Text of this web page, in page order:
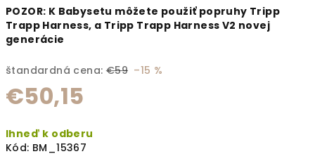
POZOR: K Babysetu môžete použiť popruhy Tripp
Trapp Harness, a Tripp Trapp Harness V2 novej
generácie
štandardná cena: €59 –15 %
€50,15
Ihneď k odberu
Kód: BM_15367